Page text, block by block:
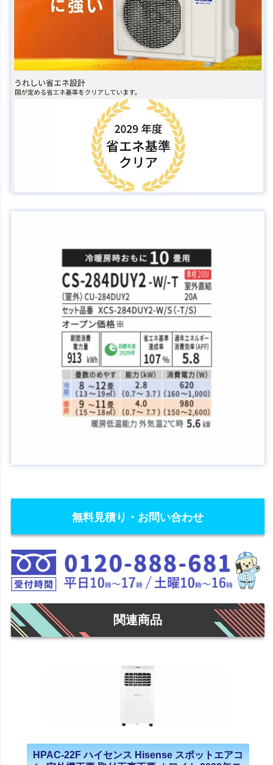
無料見積り・お問い合わせ
関連商品
HPAC-22F ハイセンス Hisense スポットエアコ